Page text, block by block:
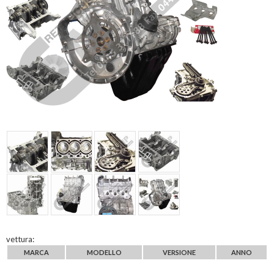
vettura:
MARCA MODELLO VERSIONE ANNO